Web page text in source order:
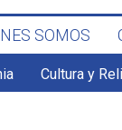
SOMOS
Cultura y